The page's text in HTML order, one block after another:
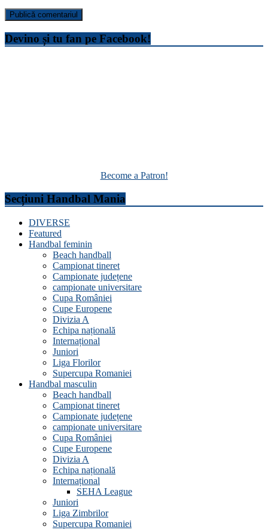
Devino și tu fan pe Facebook!
Become a Patron!
Secțiuni Handbal Mania
DIVERSE
Featured
Handbal feminin
Beach handball
Campionat tineret
Campionate județene
campionate universitare
Cupa României
Cupe Europene
Divizia A
Echipa națională
Internațional
Juniori
Liga Florilor
Supercupa Romaniei
Handbal masculin
Beach handball
Campionat tineret
Campionate județene
campionate universitare
Cupa României
Cupe Europene
Divizia A
Echipa națională
Internațional
SEHA League
Juniori
Liga Zimbrilor
Supercupa Romaniei